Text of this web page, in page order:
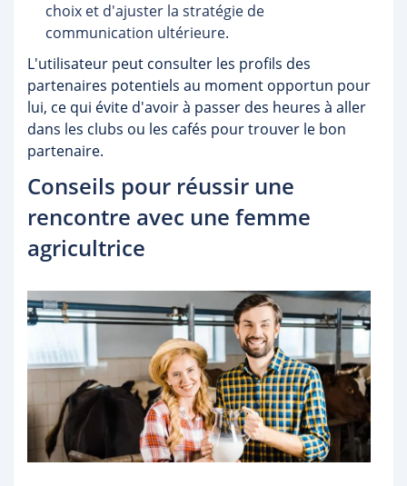
choix et d'ajuster la stratégie de
communication ultérieure.
L'utilisateur peut consulter les profils des
partenaires potentiels au moment opportun pour
lui, ce qui évite d'avoir à passer des heures à aller
dans les clubs ou les cafés pour trouver le bon
partenaire.
Conseils pour réussir une
rencontre avec une femme
agricultrice